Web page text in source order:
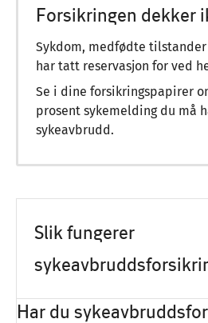
Forsikringen dekker
Sykdom, medfødte
har tatt reservasjon for ved
Se i dine forsikringspapirer
prosent sykemelding du må
sykeavbrudd.
Slik fungerer
Har du